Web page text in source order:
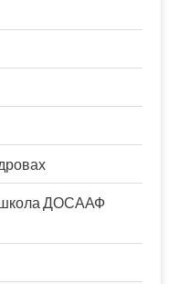
школа ДОСААФ